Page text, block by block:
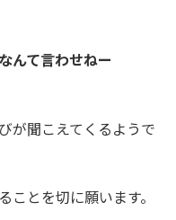
んて言わせねー
が聞こえてくるようで
ことを切に願います。